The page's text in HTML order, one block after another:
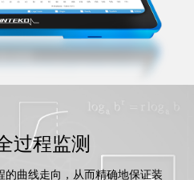
过程监测
的曲线走向，从而精确地保证装